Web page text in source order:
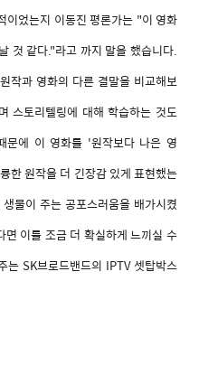
이었는지 이동진 평론가는 "이 영화
것 같다."라고 까지 말을 했습니다.
작과 영화의 다른 결말을 비교해보
스토리텔링에 대해 학습하는 것도
문에 이 영화를 '원작보다 나은 영
한 원작을 더 긴장감 있게 표현했는
물이 주는 공포스러움을 배가시켰
이를 조금 더 확실하게 느끼실 수
는 SK브로드밴드의 IPTV 셋탑박스